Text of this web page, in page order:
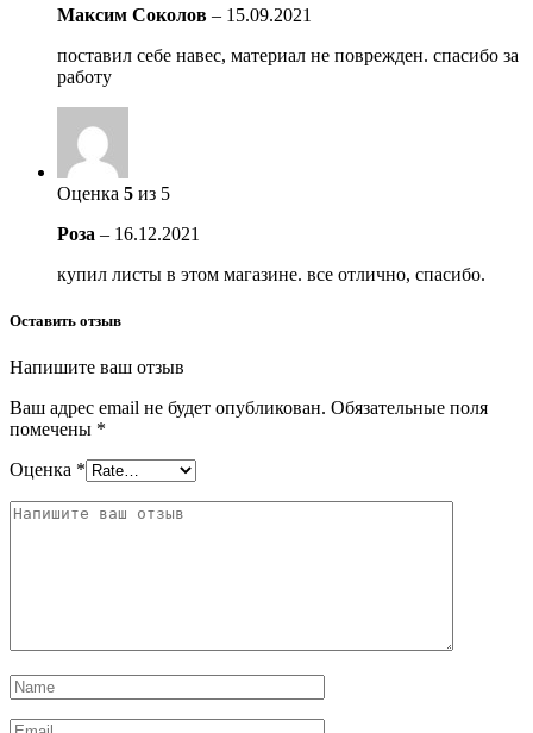
Максим Соколов – 15.09.2021
поставил себе навес, материал не поврежден. спасибо за
работу
Оценка 5 из 5
Роза – 16.12.2021
купил листы в этом магазине. все отлично, спасибо.
Оставить отзыв
Напишите ваш отзыв
Ваш адрес email не будет опубликован. Обязательные поля
помечены *
Оценка *